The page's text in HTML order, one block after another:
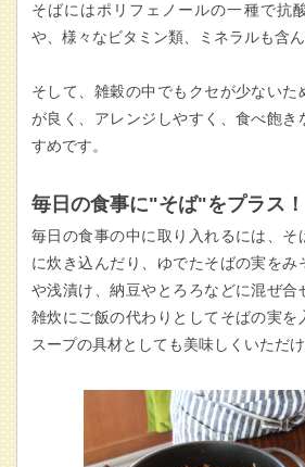
そばにはポリフェノールの一種で抗
や、様々なビタミン類、ミネラルも含ん
そして、雑穀の中でもクセが少ないた
が良く、アレンジしやすく、食べ飽き
すめです。
毎日の食事に"そば"をプラス！
毎日の食事の中に取り入れるには、そ
に炊き込んだり、ゆでたそばの実をみ
や浅漬け、納豆やとろろなどに混ぜ合
雑炊にご飯の代わりとしてそばの実を
スープの具材としても美味しくいただけ